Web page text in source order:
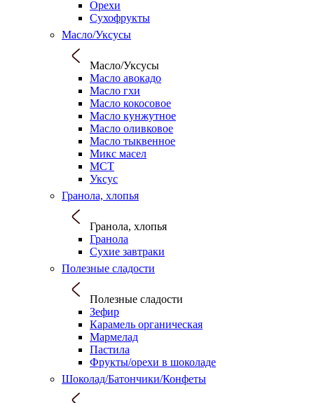
Орехи
Сухофрукты
Масло/Уксусы
Масло/Уксусы
Масло авокадо
Масло гхи
Масло кокосовое
Масло кунжутное
Масло оливковое
Масло тыквенное
Микс масел
МСТ
Уксус
Гранола, хлопья
Гранола, хлопья
Гранола
Сухие завтраки
Полезные сладости
Полезные сладости
Зефир
Карамель органическая
Мармелад
Пастила
Фрукты/орехи в шоколаде
Шоколад/Батончики/Конфеты